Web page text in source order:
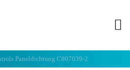
Paneldichtung C807039-2